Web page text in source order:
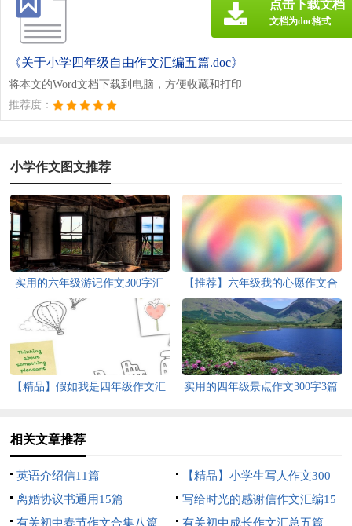
《关于小学四年级自由作文汇编五篇.doc》
将本文的Word文档下载到电脑，方便收藏和打印
推荐度：
点击下载文档
文档为doc格式
小学作文图文推荐
实用的六年级游记作文300字汇
编6篇
【推荐】六年级我的心愿作文合
集10篇
【精品】假如我是四年级作文汇
实用的四年级景点作文300字3篇
相关文章推荐
英语介绍信11篇
【精品】小学生写人作文300
字合集六篇
离婚协议书通用15篇
写给时光的感谢信作文汇编15
篇
有关初中春节作文合集八篇 有关初中成长作文汇总五篇